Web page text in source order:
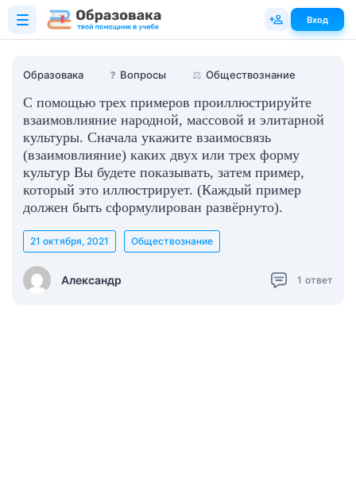
Образовака ❓ Вопросы ⚖️ Обществознание
С помощью трех примеров проиллюстрируйте
взаимовлияние народной, массовой и элитарной
культуры. Сначала укажите взаимосвязь
(взаимовлияние) каких двух или трех форму
культур Вы будете показывать, затем пример,
который это иллюстрирует. (Каждый пример
должен быть сформулирован развёрнуто).
Александр
21 октября, 2021 Обществознание
1 ответ
Вход